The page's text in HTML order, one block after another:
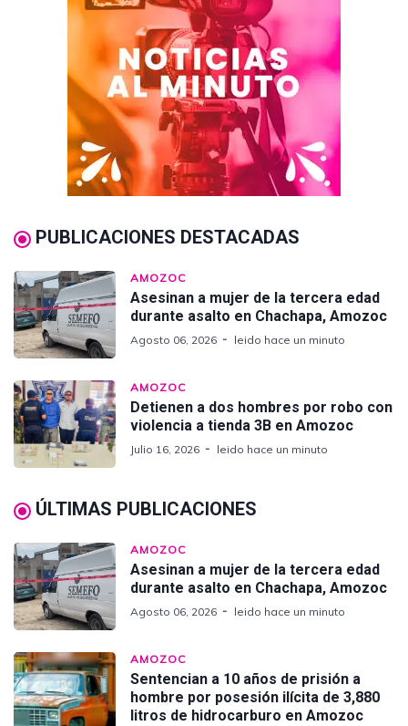
PUBLICACIONES DESTACADAS
AMOZOC
Asesinan a mujer de la tercera edad
durante asalto en Chachapa, Amozoc
Agosto 06, 2026 leido hace un minuto
AMOZOC
Detienen a dos hombres por robo con
violencia a tienda 3B en Amozoc
Julio 16, 2026 leido hace un minuto
ÚLTIMAS PUBLICACIONES
AMOZOC
Asesinan a mujer de la tercera edad
durante asalto en Chachapa, Amozoc
Agosto 06, 2026 leido hace un minuto
AMOZOC
Sentencian a 10 años de prisión a
hombre por posesión ilícita de 3,880
litros de hidrocarburo en Amozoc